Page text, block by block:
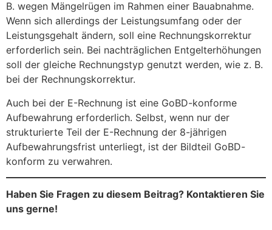
B. wegen Mängelrügen im Rahmen einer Bauabnahme.
Wenn sich allerdings der Leistungsumfang oder der
Leistungsgehalt ändern, soll eine Rechnungskorrektur
erforderlich sein. Bei nachträglichen Entgelterhöhungen
soll der gleiche Rechnungstyp genutzt werden, wie z. B.
bei der Rechnungskorrektur.
Auch bei der E-Rechnung ist eine GoBD-konforme
Aufbewahrung erforderlich. Selbst, wenn nur der
strukturierte Teil der E-Rechnung der 8-jährigen
Aufbewahrungsfrist unterliegt, ist der Bildteil GoBD-
konform zu verwahren.
Haben Sie Fragen zu diesem Beitrag? Kontaktieren Sie
uns gerne!